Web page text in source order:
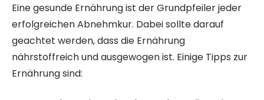
Eine gesunde Ernährung ist der Grundpfeiler jeder
erfolgreichen Abnehmkur. Dabei sollte darauf
geachtet werden, dass die Ernährung
nährstoffreich und ausgewogen ist. Einige Tipps zur
Ernährung sind: